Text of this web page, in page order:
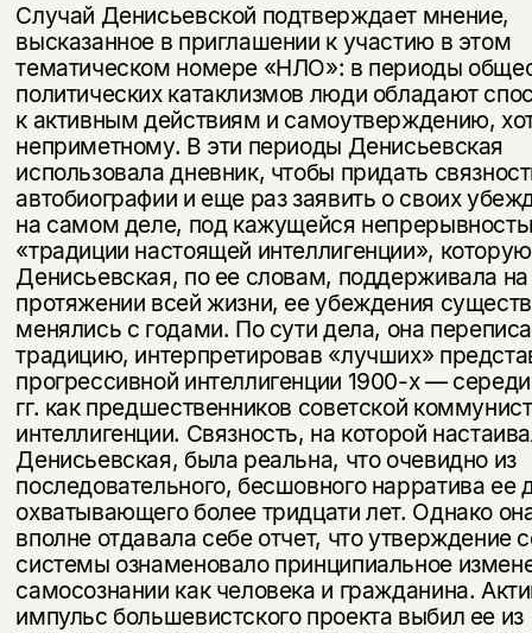
Случай Денисьевской подтверждает мнение,
высказанное в приглашении к участию в этом
тематическом номере «НЛО»: в периоды
по­литических катаклизмов люди обладают
к активным действиям и самоутверждению,
неприметному. В эти периоды Денисьевская
использовала дневник, чтобы придать
автобиографии и еще раз заявить о своих
на самом деле, под кажущейся
«традиции настоящей интеллигенции», которую
Денисьевская, по ее словам, поддерживала на
протяжении всей жизни, ее убеждения
менялись с годами. По сути дела, она
традицию, интерпрети­ровав «лучших»
прогрессивной интеллигенции 1900-х —
гг. как предшественников советской
интел­лигенции. Связность, на которой
Денисьевская, была реальна, что очевидно из
последовательного, бесшовного нарратива ее
охваты­вающего более тридцати лет. Однако
вполне отдавала себе отчет, что утверждение
системы ознаменовало принципиальное
самосознании как человека и гражданина.
импульс больше­вистского проекта выбил ее из